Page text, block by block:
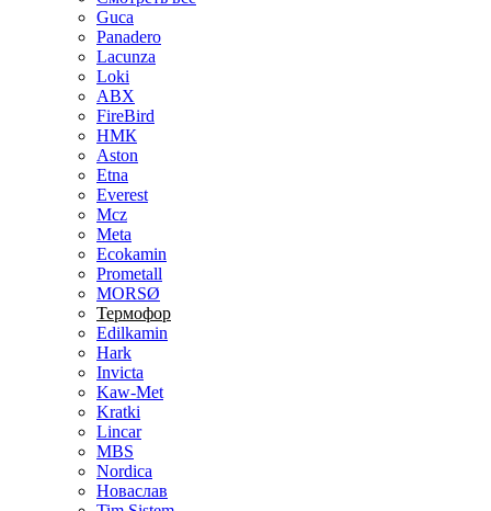
Guca
Panadero
Lacunza
Loki
ABX
FireBird
НМК
Aston
Etna
Everest
Mcz
Meta
Ecokamin
Prometall
MORSØ
Термофор
Edilkamin
Hark
Invicta
Kaw-Met
Kratki
Lincar
MBS
Nordica
Новаслав